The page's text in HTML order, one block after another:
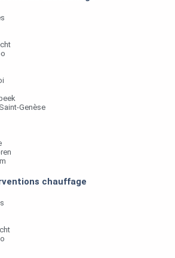
Genèse
chauffage